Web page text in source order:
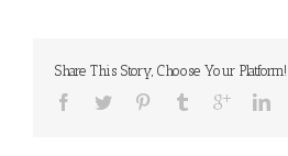
Share This Story, Choose Your Platform!